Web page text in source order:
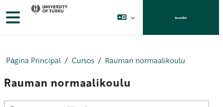
Salta al contenido principal
Panel lateral Acceder
Página Principal Cursos Rauman normaalikoulu
Rauman normaalikoulu